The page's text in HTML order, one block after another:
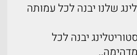
שלנו יבנה לכל עמותה
יבנה לכל